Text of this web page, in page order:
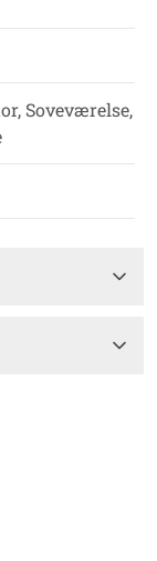
Soveværelse,